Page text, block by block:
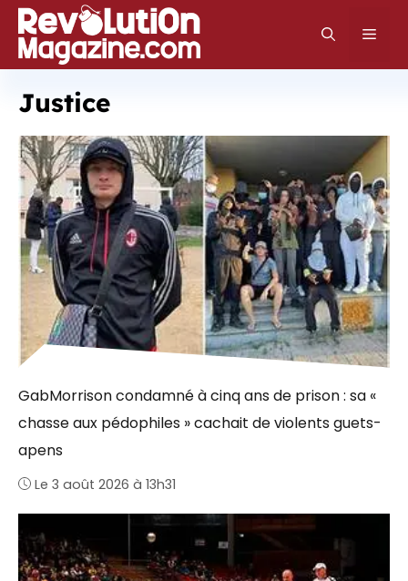
Aller
au
contenu
Justice
GabMorrison condamné à cinq ans de prison : sa «
chasse aux pédophiles » cachait de violents guets-
apens
Le 3 août 2026 à 13h31